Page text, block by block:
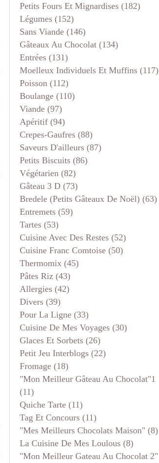
Petits Fours Et Mignardises (182)
Légumes (152)
Sans Viande (146)
Gâteaux Au Chocolat (134)
Entrées (131)
Moelleux Individuels Et Muffins (117)
Poisson (112)
Boulange (110)
Viande (97)
Apéritif (94)
Crepes-Gaufres (88)
Saveurs D'ailleurs (87)
Petits Biscuits (86)
Végétarien (82)
Gâteau 3 D (73)
Bredele (petits Gâteaux De Noël) (63)
Entremets (59)
Tartes (53)
Cuisine Avec Des Restes (52)
Cuisine Franc Comtoise (50)
Thermomix (45)
Pâtes Riz (43)
Allergies (42)
Divers (39)
Pour La Ligne (33)
Cuisine De Mes Voyages (30)
Glaces Et Sorbets (26)
Petit Jeu Interblogs (22)
Fromage (18)
"mon Meilleur Gâteau Au Chocolat"1
(11)
Quiche Tarte (11)
Tag Et Concours (11)
"mes Meilleurs Chocolats Maison" (8)
La Cuisine De Mes Loulous (8)
"mon Meilleur Gateau Au Chocolat 2"